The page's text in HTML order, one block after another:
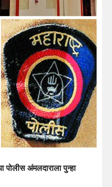
पोलीस अंमलदाराला पुन्हा